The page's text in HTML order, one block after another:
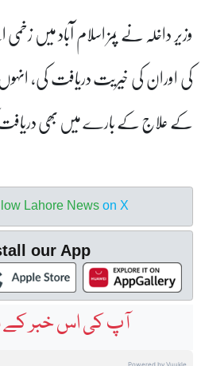
وزیر داخلہ نے پمز اسلام آباد میں
کی اوران کی خیریت دریافت کی،
کے علاج کے بارے میں بھی
Lahore News on X
our App
آپ کی اس خبر کے